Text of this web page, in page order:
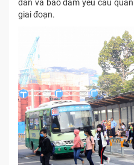
dân và bảo đảm yêu cầu
giai đoạn.